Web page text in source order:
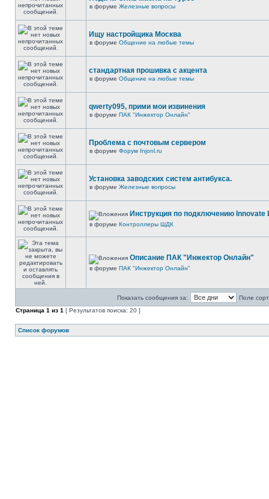
в форуме Железные вопросы
Ищу настройщика Москва
в форуме Общение на любые темы
стандартная прошивка с акцента
в форуме Общение на любые темы
qwerty095, прими мои извинения
в форуме ПАК "Инжектор Онлайн"
Проблема с почтовым сервером
в форуме Форум Injonl.ru
Установка заводских систем антибукса.
в форуме Железные вопросы
Инструкция по подключению Innovate
в форуме Контроллеры ШДК
Описание ПАК "Инжектор Онлайн"
в форуме ПАК "Инжектор Онлайн"
Показать сообщения за:
Поле
Страница 1 из 1 [ Результатов поиска: 20 ]
Список форумов